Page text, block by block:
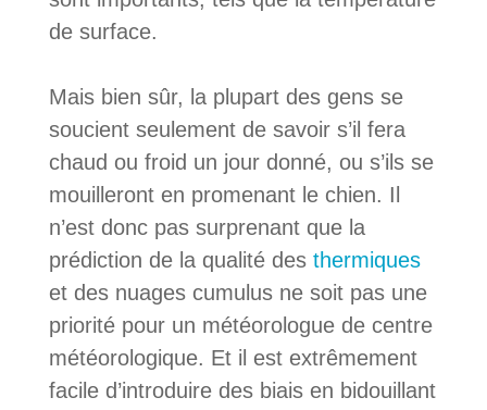
de surface.
Mais bien sûr, la plupart des gens se
soucient seulement de savoir s’il fera
chaud ou froid un jour donné, ou s’ils se
mouilleront en promenant le chien. Il
n’est donc pas surprenant que la
prédiction de la qualité des thermiques
et des nuages cumulus ne soit pas une
priorité pour un météorologue de centre
météorologique. Et il est extrêmement
facile d’introduire des biais en bidouillant